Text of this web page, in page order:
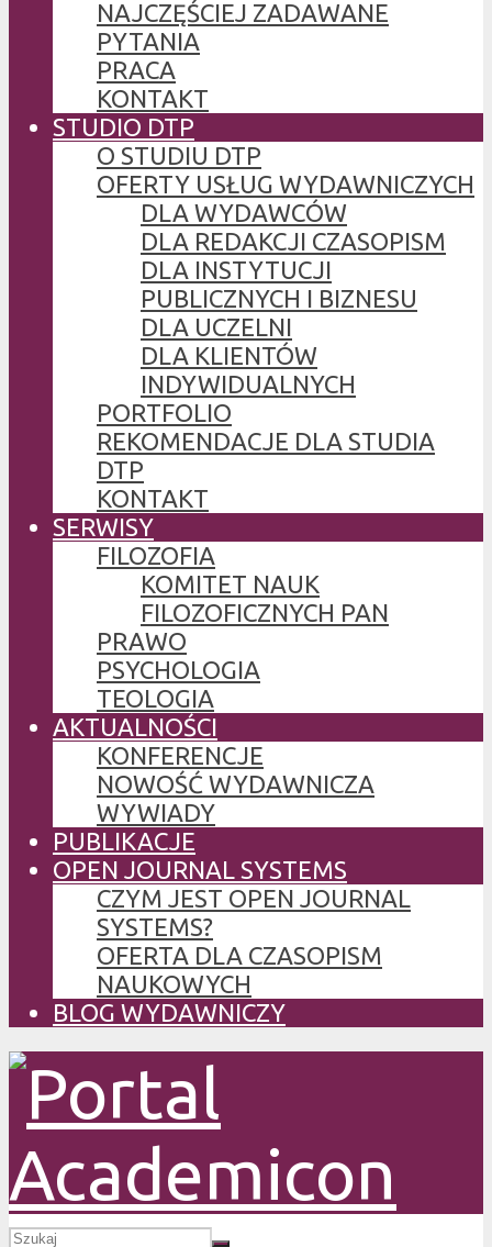
NAJCZĘŚCIEJ ZADAWANE
PYTANIA
PRACA
KONTAKT
STUDIO DTP
O STUDIU DTP
OFERTY USŁUG WYDAWNICZYCH
DLA WYDAWCÓW
DLA REDAKCJI CZASOPISM
DLA INSTYTUCJI
PUBLICZNYCH I BIZNESU
DLA UCZELNI
DLA KLIENTÓW
INDYWIDUALNYCH
PORTFOLIO
REKOMENDACJE DLA STUDIA
DTP
KONTAKT
SERWISY
FILOZOFIA
KOMITET NAUK
FILOZOFICZNYCH PAN
PRAWO
PSYCHOLOGIA
TEOLOGIA
AKTUALNOŚCI
KONFERENCJE
NOWOŚĆ WYDAWNICZA
WYWIADY
PUBLIKACJE
OPEN JOURNAL SYSTEMS
CZYM JEST OPEN JOURNAL
SYSTEMS?
OFERTA DLA CZASOPISM
NAUKOWYCH
BLOG WYDAWNICZY